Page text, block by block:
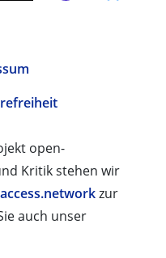
open-
Kritik stehen wir
zur
auch unser